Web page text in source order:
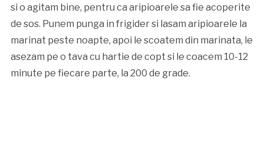
si o agitam bine, pentru ca aripioarele sa fie acoperite
de sos. Punem punga in frigider si lasam aripioarele la
marinat peste noapte, apoi le scoatem din marinata, le
asezam pe o tava cu hartie de copt si le coacem 10-12
minute pe fiecare parte, la 200 de grade.